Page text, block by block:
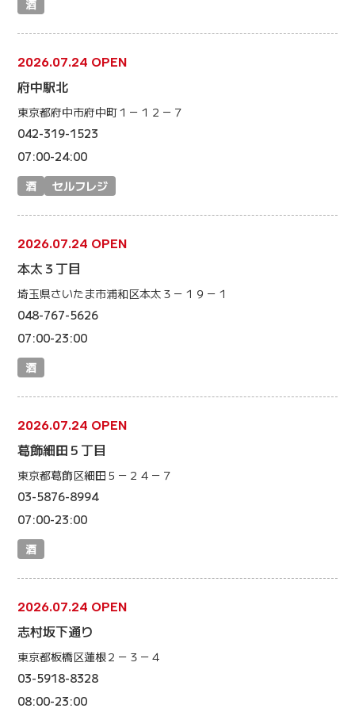
酒
2026.07.24 OPEN
府中駅北
東京都府中市府中町１－１２－７
042-319-1523
07:00-24:00
酒
セルフレジ
2026.07.24 OPEN
本太３丁目
埼玉県さいたま市浦和区本太３－１９－１
048-767-5626
07:00-23:00
酒
2026.07.24 OPEN
葛飾細田５丁目
東京都葛飾区細田５－２４－７
03-5876-8994
07:00-23:00
酒
2026.07.24 OPEN
志村坂下通り
東京都板橋区蓮根２－３－４
03-5918-8328
08:00-23:00